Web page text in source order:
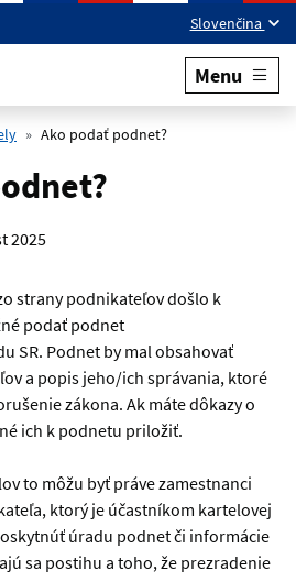
Slovenčina
Menu
Ako podať podnet?
2025
strany podnikateľov došlo k
podať podnet
SR. Podnet by mal obsahovať
a popis jeho/ich správania, ktoré
zákona. Ak máte dôkazy o
ich k podnetu priložiť.
to môžu byť práve zamestnanci
ktorý je účastníkom kartelovej
úradu podnet či informácie
sa postihu a toho, že prezradenie